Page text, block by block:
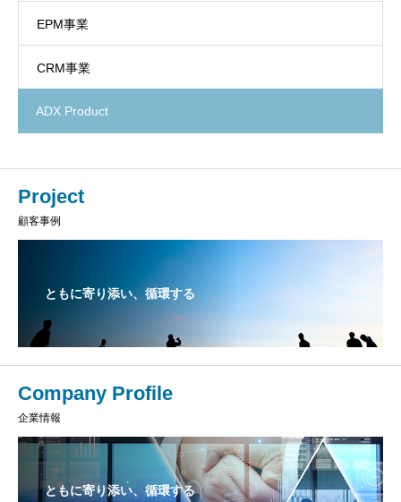
EPM事業
CRM事業
ADX Product
Project
顧客事例
ともに寄り添い、循環する
Company Profile
企業情報
ともに寄り添い、循環する